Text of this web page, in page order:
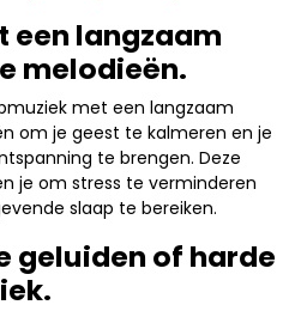
een langzaam
melodieën.
met een langzaam
om je geest te kalmeren en je
te brengen. Deze
je om stress te verminderen
slaap te bereiken.
geluiden of harde